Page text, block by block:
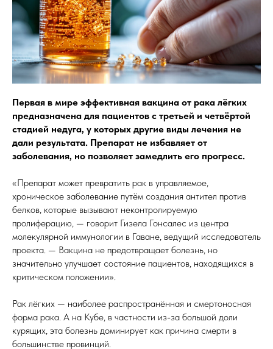
Первая в мире эффективная вакцина от рака лёгких
предназначена для пациентов с третьей и четвёртой
стадией недуга, у которых другие виды лечения не
дали результата. Препарат не избавляет от
заболевания, но позволяет замедлить его прогресс.
«Препарат может превратить рак в управляемое,
хроническое заболевание путём создания антител против
белков, которые вызывают неконтролируемую
пролиферацию, — говорит Гизела Гонсалес из центра
молекулярной иммунологии в Гаване, ведущий исследователь
проекта. — Вакцина не предотвращает болезнь, но
значительно улучшает состояние пациентов, находящихся в
критическом положении».
Рак лёгких — наиболее распространённая и смертоносная
форма рака. А на Кубе, в частности из-за большой доли
курящих, эта болезнь доминирует как причина смерти в
большинстве провинций.